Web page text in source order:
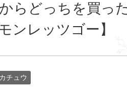
らどっちを買っ
ンレッツゴー】
チュウ